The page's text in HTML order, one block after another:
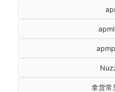
拿货常